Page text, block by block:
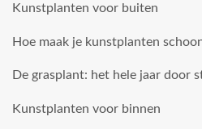
Kunstplanten voor buiten
Hoe maak je kunstplanten
De grasplant: het hele jaar door
Kunstplanten voor binnen